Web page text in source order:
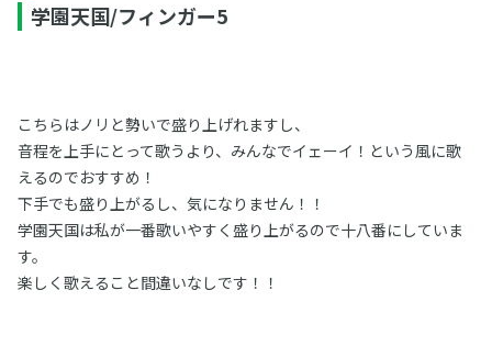
学園天国/フィンガー5
こちらはノリと勢いで盛り上げれますし、
音程を上手にとって歌うより、みんなでイェーイ！という風に歌
えるのでおすすめ！
下手でも盛り上がるし、気になりません！！
学園天国は私が一番歌いやすく盛り上がるので十八番にしていま
す。
楽しく歌えること間違いなしです！！